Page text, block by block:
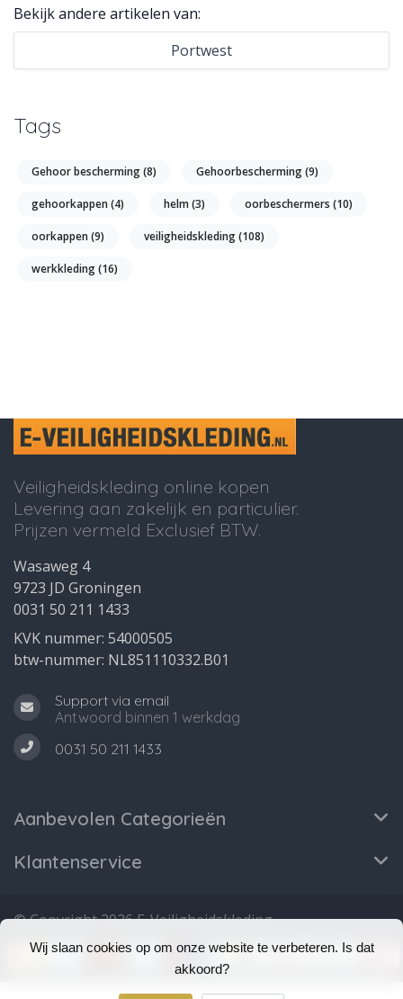
Wij slaan cookies op om onze website te verbeteren. Is dat
akkoord?
Bekijk andere artikelen van:
Portwest
Tags
Gehoor bescherming(8) Gehoorbescherming(9)
gehoorkappen(4) helm(3) oorbeschermers (10)
oorkappen(9) veiligheidskleding(108)
werkkleding(16)
Veiligheidskleding online kopen
Levering aan zakelijk en particulier.
Prijzen vermeld Exclusief BTW.
Wasaweg 4
9723 JD Groningen
0031 50 211 1433
KVK nummer: 54000505
btw-nummer: NL851110332.B01
Support via email
Antwoord binnen 1 werkdag
0031 50 211 1433
Aanbevolen Categorieën
Klantenservice
© Copyright 2026 E-Veiligheidskleding